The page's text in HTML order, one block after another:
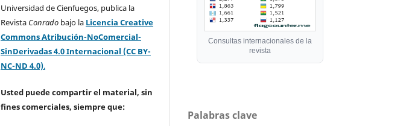
Universidad de Cienfuegos, publica la
Revista Conrado bajo la Licencia Creative
Commons Atribución-NoComercial-
SinDerivadas 4.0 Internacional (CC BY-
NC-ND 4.0).
Usted puede compartir el material, sin
fines comerciales, siempre que:
Consultas internacionales de la
revista
Palabras clave